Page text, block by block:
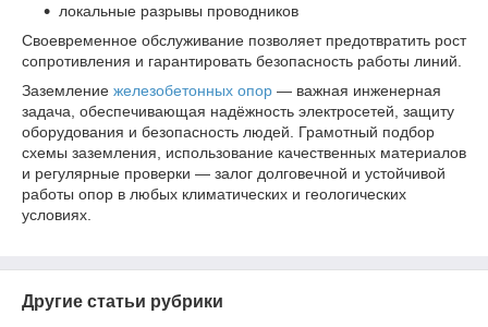
локальные разрывы проводников
Своевременное обслуживание позволяет предотвратить рост
сопротивления и гарантировать безопасность работы линий.
Заземление железобетонных опор — важная инженерная
задача, обеспечивающая надёжность электросетей, защиту
оборудования и безопасность людей. Грамотный подбор
схемы заземления, использование качественных материалов
и регулярные проверки — залог долговечной и устойчивой
работы опор в любых климатических и геологических
условиях.
Другие статьи рубрики